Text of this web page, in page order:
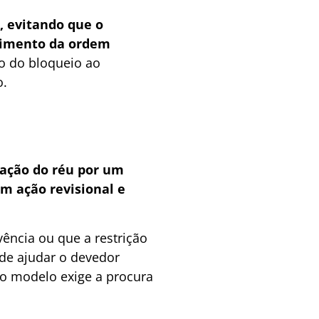
evitando que o
da ordem
do bloqueio ao
do réu por um
ação revisional e
ou que a restrição
ajudar o devedor
modelo exige a procura